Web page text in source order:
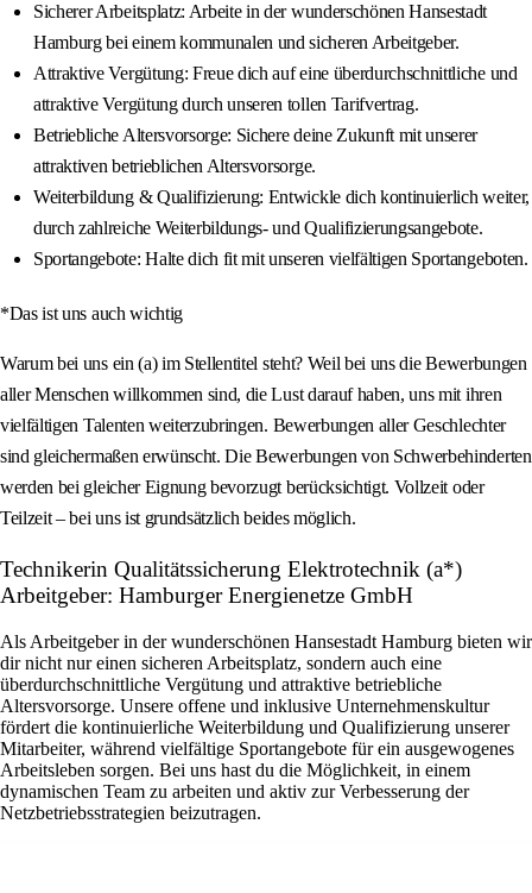
Sicherer Arbeitsplatz: Arbeite in der wunderschönen Hansestadt
Hamburg bei einem kommunalen und sicheren Arbeitgeber.
Attraktive Vergütung: Freue dich auf eine überdurchschnittliche und
attraktive Vergütung durch unseren tollen Tarifvertrag.
Betriebliche Altersvorsorge: Sichere deine Zukunft mit unserer
attraktiven betrieblichen Altersvorsorge.
Weiterbildung & Qualifizierung: Entwickle dich kontinuierlich weiter,
durch zahlreiche Weiterbildungs- und Qualifizierungsangebote.
Sportangebote: Halte dich fit mit unseren vielfältigen Sportangeboten.
*Das ist uns auch wichtig
Warum bei uns ein (a) im Stellentitel steht? Weil bei uns die Bewerbungen
aller Menschen willkommen sind, die Lust darauf haben, uns mit ihren
vielfältigen Talenten weiterzubringen. Bewerbungen aller Geschlechter
sind gleichermaßen erwünscht. Die Bewerbungen von Schwerbehinderten
werden bei gleicher Eignung bevorzugt berücksichtigt. Vollzeit oder
Teilzeit – bei uns ist grundsätzlich beides möglich.
Technikerin Qualitätssicherung Elektrotechnik (a*)
Arbeitgeber: Hamburger Energienetze GmbH
Als Arbeitgeber in der wunderschönen Hansestadt Hamburg bieten wir
dir nicht nur einen sicheren Arbeitsplatz, sondern auch eine
überdurchschnittliche Vergütung und attraktive betriebliche
Altersvorsorge. Unsere offene und inklusive Unternehmenskultur
fördert die kontinuierliche Weiterbildung und Qualifizierung unserer
Mitarbeiter, während vielfältige Sportangebote für ein ausgewogenes
Arbeitsleben sorgen. Bei uns hast du die Möglichkeit, in einem
dynamischen Team zu arbeiten und aktiv zur Verbesserung der
Netzbetriebsstrategien beizutragen.